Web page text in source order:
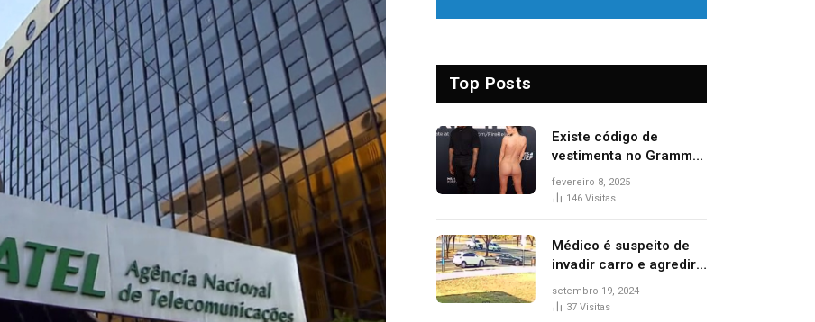
Top Posts
Existe código de
vestimenta no Grammy?
Questionamento surgiu
após Bianca Censori,
premiação
fevereiro 8, 2025
146 Visitas
Médico é suspeito de
invadir carro e agredir
delegado aposentado
durante confusão no
setembro 19, 2024
37 Visitas